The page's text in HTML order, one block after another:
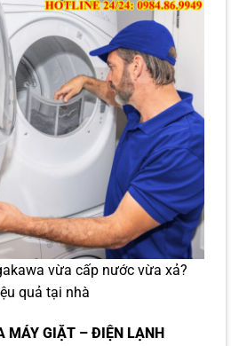
vừa cấp nước vừa xả?
quả tại nhà
MÁY GIẶT – ĐIỆN LẠNH